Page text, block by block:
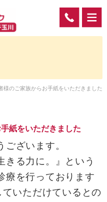
様のご家族からお手紙をいただきました
紙をいただきました
ざいます。
きる力に。』という
療を行っております
ていただけているとの